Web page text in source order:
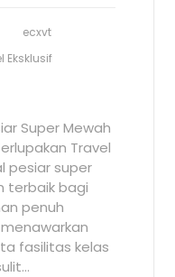
ecxvt
Eksklusif
Super Mewah
Travel
pesiar super
terbaik bagi
penuh
fasilitas kelas